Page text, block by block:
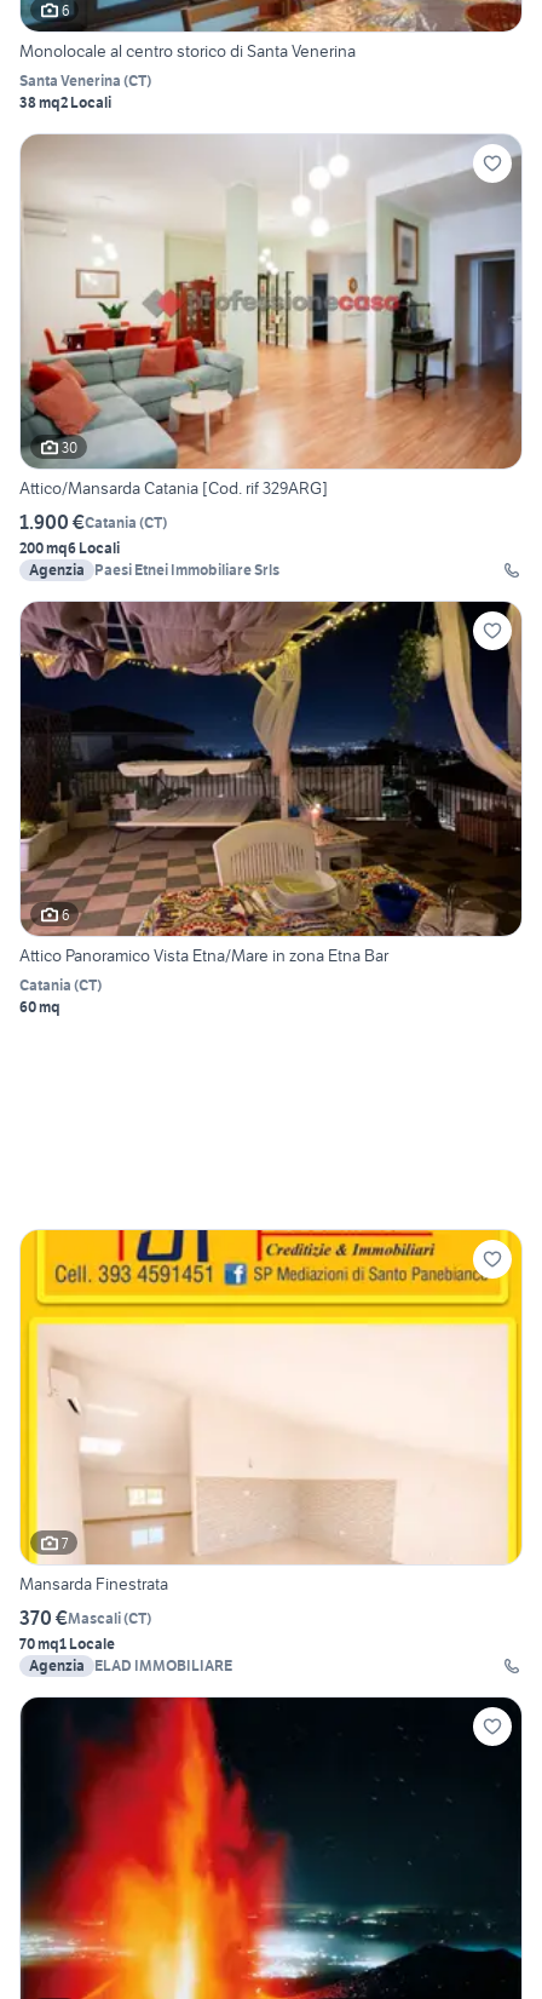
6
Monolocale al centro storico di Santa Venerina
Santa Venerina (CT)
38 mq2 Locali
30
Attico/Mansarda Catania [Cod. rif 329ARG]
1.900 €Catania (CT)
200 mq6 Locali
Agenzia
Paesi Etnei Immobiliare Srls
6
Attico Panoramico Vista Etna/Mare in zona Etna Bar
Catania (CT)
60 mq
7
Mansarda Finestrata
370 €Mascali(CT)
70 mq1 Locale
Agenzia
ELAD IMMOBILIARE